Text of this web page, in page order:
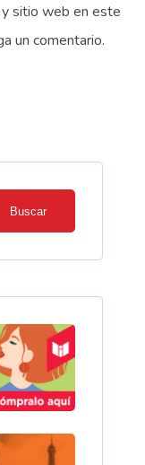
y sitio web en este
un comentario.
Buscar